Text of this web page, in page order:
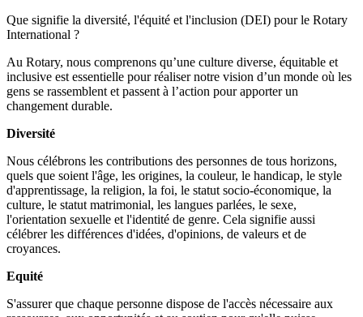
Que signifie la diversité, l'équité et l'inclusion (DEI) pour le Rotary
International ?
Au Rotary, nous comprenons qu’une culture diverse, équitable et
inclusive est essentielle pour réaliser notre vision d’un monde où les
gens se rassemblent et passent à l’action pour apporter un
changement durable.
Diversité
Nous célébrons les contributions des personnes de tous horizons,
quels que soient l'âge, les origines, la couleur, le handicap, le style
d'apprentissage, la religion, la foi, le statut socio-économique, la
culture, le statut matrimonial, les langues parlées, le sexe,
l'orientation sexuelle et l'identité de genre. Cela signifie aussi
célébrer les différences d'idées, d'opinions, de valeurs et de
croyances.
Equité
S'assurer que chaque personne dispose de l'accès nécessaire aux